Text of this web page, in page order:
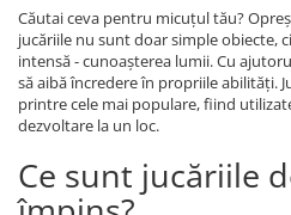
Căutai ceva pentru micuțul tău?
jucăriile nu sunt doar simple obiecte,
intensă - cunoașterea lumii. Cu
să aibă încredere în propriile abilități.
printre cele mai populare, fiind
dezvoltare la un loc.
Ce sunt jucăriile